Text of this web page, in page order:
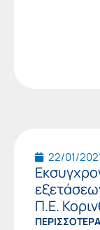
22/01/
Π.Ε.
ΠΕΡΙΣΣΟΤΕΡΑ